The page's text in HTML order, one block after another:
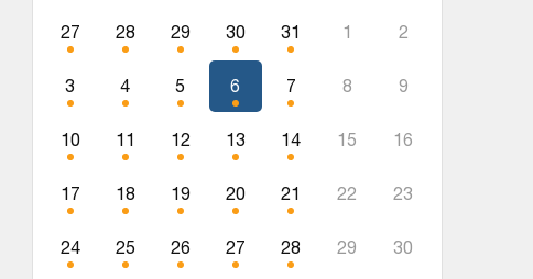
27 28 29 30 31 1 2
3 4 5 6 7 8 9
10 11 12 13 14 15 16
17 18 19 20 21 22 23
24 25 26 27 28 29 30